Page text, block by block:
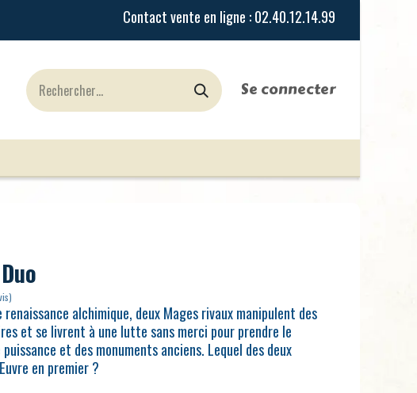
Se connecter
alchimique, deux Mages rivaux manipulent des
et se livrent à une lutte sans merci pour prendre le
et des monuments anciens. Lequel des deux
en premier ?